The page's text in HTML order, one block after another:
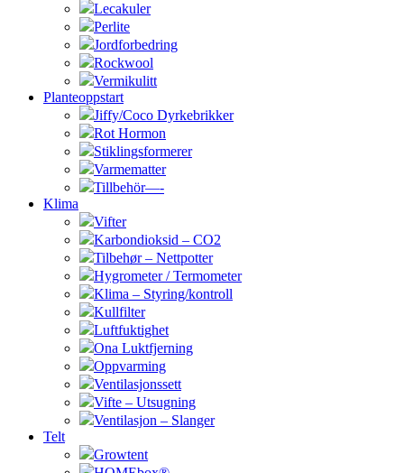
Lecakuler
Perlite
Jordforbedring
Rockwool
Vermikulitt
Planteoppstart
Jiffy/Coco Dyrkebrikker
Rot Hormon
Stiklingsformerer
Varmematter
Tillbehör—-
Klima
Vifter
Karbondioksid – CO2
Tilbehør – Nettpotter
Hygrometer / Termometer
Klima – Styring/kontroll
Kullfilter
Luftfuktighet
Ona Luktfjerning
Oppvarming
Ventilasjonssett
Vifte – Utsugning
Ventilasjon – Slanger
Telt
Growtent